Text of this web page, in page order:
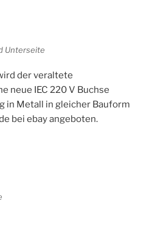
Unterseite
der veraltete
neue IEC 220 V Buchse
in Metall in gleicher Bauform
bei ebay angeboten.